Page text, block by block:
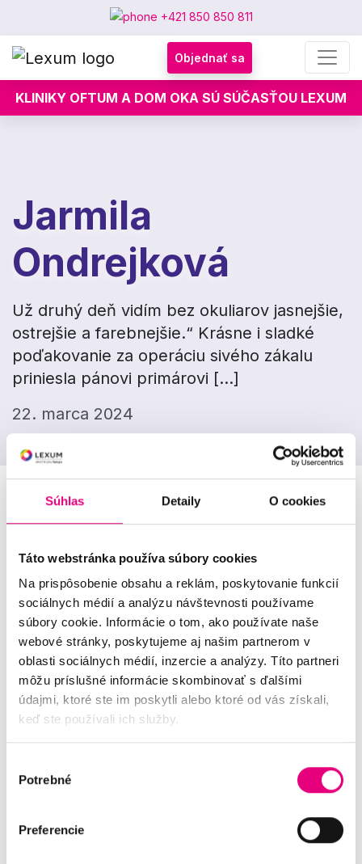
Súhlas Detaily O cookies
Táto webstránka používa súbory cookies
Na prispôsobenie obsahu a reklám, poskytovanie funkcií
sociálnych médií a analýzu návštevnosti používame
súbory cookie. Informácie o tom, ako používate naše
webové stránky, poskytujeme aj našim partnerom v
oblasti sociálnych médií, inzercie a analýzy. Títo partneri
môžu príslušné informácie skombinovať s ďalšími
údajmi, ktoré ste im poskytli alebo ktoré od vás získali,
keď ste používali ich služby.
súhlasu
Potrebné
Preferencie
+421 850 850 811
Objednať sa
KLINIKY OFTUM A DOM OKA SÚ SÚČASŤOU LEXUM
Jarmila
Ondrejková
Už druhý deň vidím bez okuliarov jasnejšie,
ostrejšie a farebnejšie.“ Krásne i sladké
poďakovanie za operáciu sivého zákalu
priniesla pánovi primárovi […]
22. marca 2024
Už druhý deň vidím bez okuliarov jasnejšie,
ostrejšie a farebnejšie.“
Krásne i sladké
poďakovanie za operáciu sivého zákalu
priniesla pánovi primárovi Sokolíkovi a
svojej ošetrujúcej lekárke MUDr. Denise
Eliášovej naša pacientka pani Jarmila
Ondrejková, ktorá je s výsledkom operácie
veľmi spokojná. Pán primár spoločne s pani
doktorkou Eliášovou veľmi ďakujú za krásne
slová a sladkú pozornosť!